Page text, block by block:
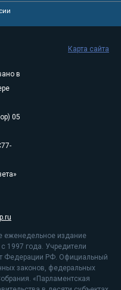
в
05
еженедельное издание
1997 года. Учредители
Федерации РФ. Официальный
законов, федеральных
«Парламентская
Карта сайта